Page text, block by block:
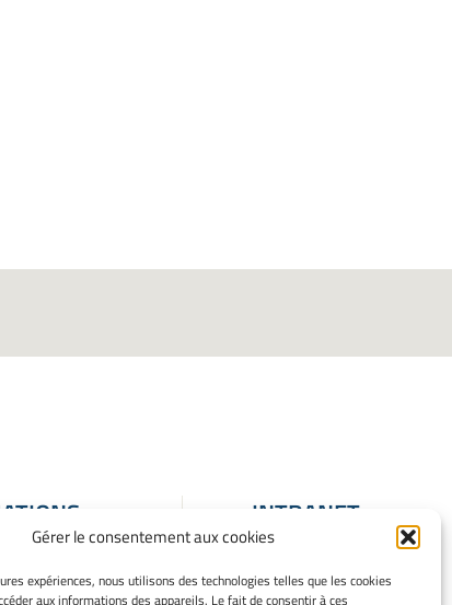
Gérer le consentement aux cookies
expériences, nous utilisons des technologies telles que les cookies
aux informations des appareils. Le fait de consentir à ces
INTRANET